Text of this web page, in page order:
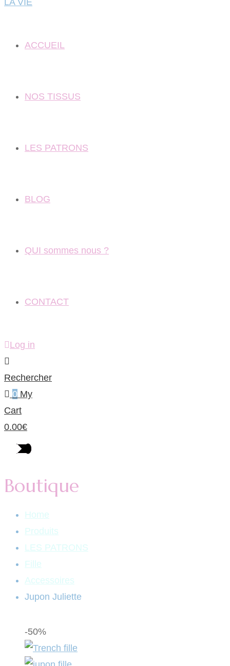
ACCUEIL
NOS TISSUS
LES PATRONS
BLOG
QUI sommes nous ?
CONTACT
Log in
Rechercher
0 My
Cart
0.00€
Boutique
Home
Produits
LES PATRONS
Fille
Accessoires
Jupon Juliette
-50%